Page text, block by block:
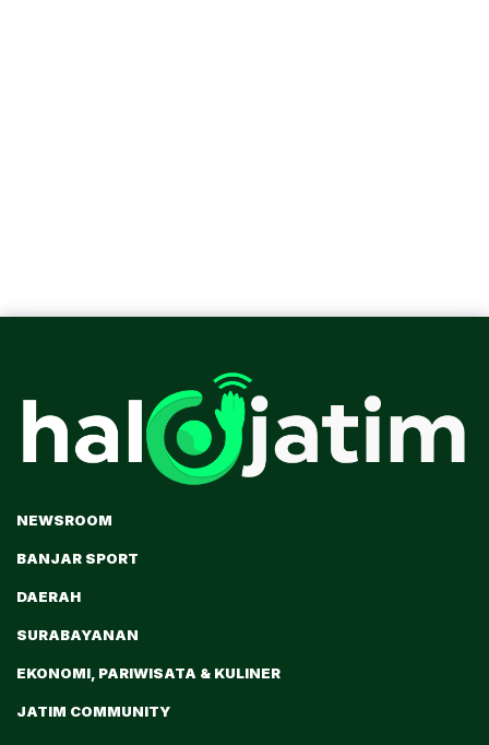
NEWSROOM
BANJAR SPORT
DAERAH
SURABAYANAN
EKONOMI, PARIWISATA & KULINER
JATIM COMMUNITY